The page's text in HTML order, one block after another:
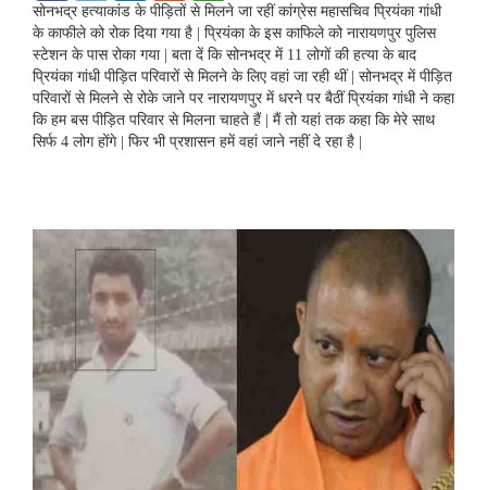
c
e
b
o
o
k
i
t
e
r
n
k
d
I
n
d
d
i
t
a
t
A
p
p
सोनभद्र हत्याकांड के पीड़ितों से मिलने जा रहीं कांग्रेस महासचिव प्रियंका गांधी
के काफीले को रोक दिया गया है | प्रियंका के इस काफिले को नारायणपुर पुलिस
स्टेशन के पास रोका गया | बता दें कि सोनभद्र में 11 लोगों की हत्या के बाद
प्रियंका गांधी पीड़ित परिवारों से मिलने के लिए वहां जा रही थीं | सोनभद्र में पीड़ित
परिवारों से मिलने से रोके जाने पर नारायणपुर में धरने पर बैठीं प्रियंका गांधी ने कहा
कि हम बस पीड़ित परिवार से मिलना चाहते हैं | मैं तो यहां तक कहा कि मेरे साथ
सिर्फ 4 लोग होंगे | फिर भी प्रशासन हमें वहां जाने नहीं दे रहा है |